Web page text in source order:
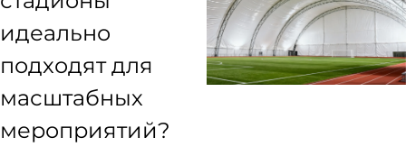
идеально
подходят для
масштабных
мероприятий?